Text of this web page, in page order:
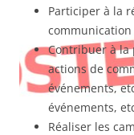
Participer à la
communication
Contribuer à la
actions de
événements,
événements,
Réaliser les